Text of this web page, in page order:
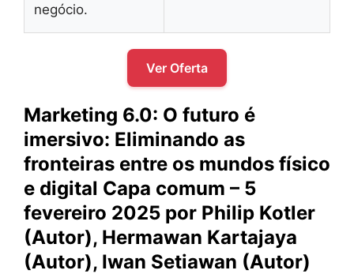
negócio.
Ver Oferta
Marketing 6.0: O futuro é
imersivo: Eliminando as
fronteiras entre os mundos físico
e digital Capa comum – 5
fevereiro 2025 por Philip Kotler
(Autor), Hermawan Kartajaya
(Autor), Iwan Setiawan (Autor)